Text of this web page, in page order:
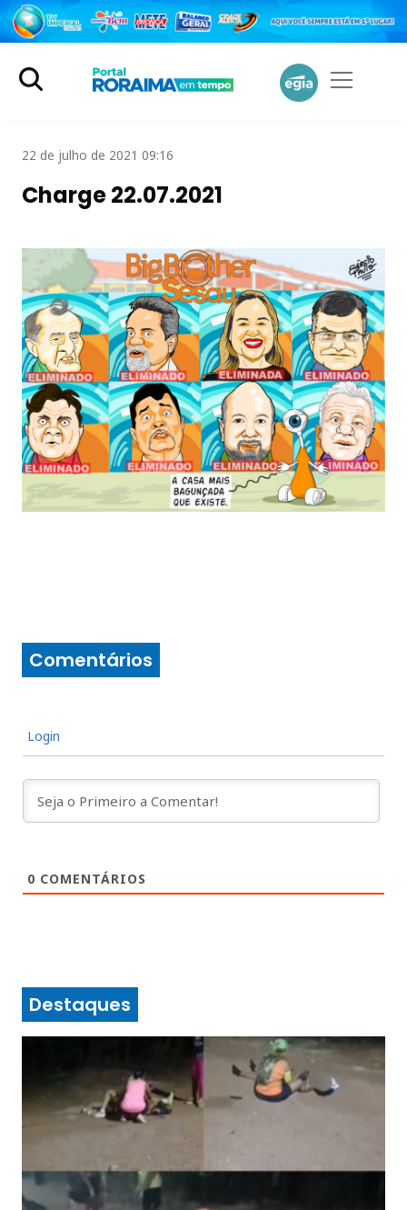
22 de julho de 2021 09:16
Charge 22.07.2021
Comentários
Login
0 COMENTÁRIOS
Destaques